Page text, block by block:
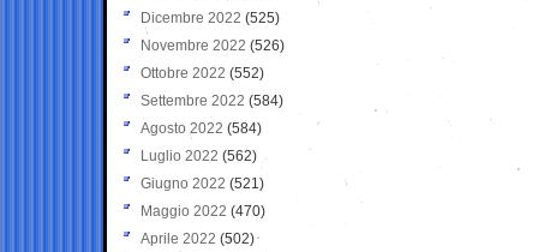
Dicembre 2022 (525)
Novembre 2022 (526)
Ottobre 2022 (552)
Settembre 2022 (584)
Agosto 2022 (584)
Luglio 2022 (562)
Giugno 2022 (521)
Maggio 2022 (470)
Aprile 2022 (502)